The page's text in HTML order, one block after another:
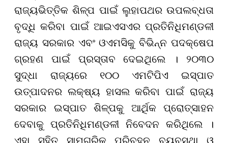
ରାଜ୍ୟଭିତ୍ତିକ ଶିଳ୍ପ ପାଇଁ ଲୁହାପଥର ଉପଲବ୍ଧତା
ବୃଦ୍ଧି କରିବା ପାଇଁ ଆଇଏସଏର ପ୍ରତିନିଧିମଣ୍ଡଳୀ
ରାଜ୍ୟ ସରକାର ଏବଂ ଓଏମସିକୁ ବିଭିନ୍ନ ପଦକ୍ଷେପ
ଗ୍ରହଣ ପାଇଁ ପ୍ରସ୍ତାବ ଦେଇଥିଲେ । ୨୦୩୦
ସୁଦ୍ଧା ରାଜ୍ୟରେ ୧୦୦ ଏମଟିପିଏ ଇସ୍ପାତ
ଉତ୍ପାଦନର ଲକ୍ଷ୍ୟ ହାସଲ କରିବା ପାଇଁ ରାଜ୍ୟ
ସରକାର ଇସ୍ପାତ ଶିଳ୍ପକୁ ଆର୍ଥିକ ପ୍ରୋତ୍ସାହନ
ଦେବାକୁ ପ୍ରତିନିଧିମଣ୍ଡଳୀ ନିବେଦନ କରିଥିଲେ ।
ଏହା ସହିତ ସାମଗ୍ରିକ ପରିବହନ ବ୍ୟବସ୍ଥା ଓ